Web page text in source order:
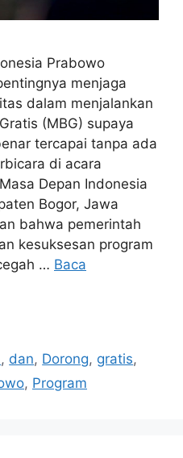
Prabowo
menjaga
dalam menjalankan
(MBG) supaya
tercapai tanpa ada
di acara
Depan Indonesia
Bogor, Jawa
bahwa pemerintah
kesuksesan program
… Baca
, dan, Dorong, gratis,
, Program